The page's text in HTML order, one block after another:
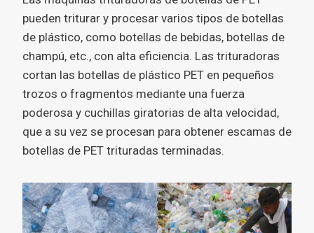
pueden triturar y procesar varios tipos de botellas
de plástico, como botellas de bebidas, botellas de
champú, etc., con alta eficiencia. Las trituradoras
cortan las botellas de plástico PET en pequeños
trozos o fragmentos mediante una fuerza
poderosa y cuchillas giratorias de alta velocidad,
que a su vez se procesan para obtener escamas de
botellas de PET trituradas terminadas.